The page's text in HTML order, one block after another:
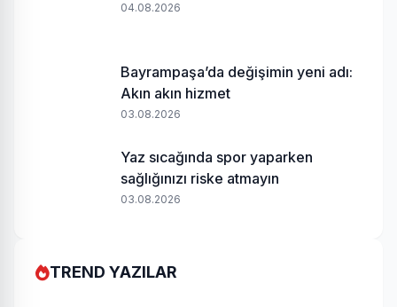
04.08.2026
Bayrampaşa’da değişimin yeni adı:
Akın akın hizmet
03.08.2026
Yaz sıcağında spor yaparken
sağlığınızı riske atmayın
03.08.2026
TREND YAZILAR